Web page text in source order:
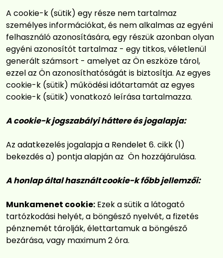
A cookie-k (sütik) egy része nem tartalmaz
személyes információkat, és nem alkalmas az egyéni
felhasználó azonosítására, egy részük azonban olyan
egyéni azonosítót tartalmaz - egy titkos, véletlenül
generált számsort - amelyet az Ön eszköze tárol,
ezzel az Ön azonosíthatóságát is biztosítja. Az egyes
cookie-k (sütik) működési időtartamát az egyes
cookie-k (sütik) vonatkozó leírása tartalmazza.
A cookie-k jogszabályi háttere és jogalapja:
Az adatkezelés jogalapja a Rendelet 6. cikk (1)
bekezdés a) pontja alapján az Ön hozzájárulása.
A honlap által használt cookie-k főbb jellemzői:
Munkamenet cookie: Ezek a sütik a látogató
tartózkodási helyét, a böngésző nyelvét, a fizetés
pénznemét tárolják, élettartamuk a böngésző
bezárása, vagy maximum 2 óra.